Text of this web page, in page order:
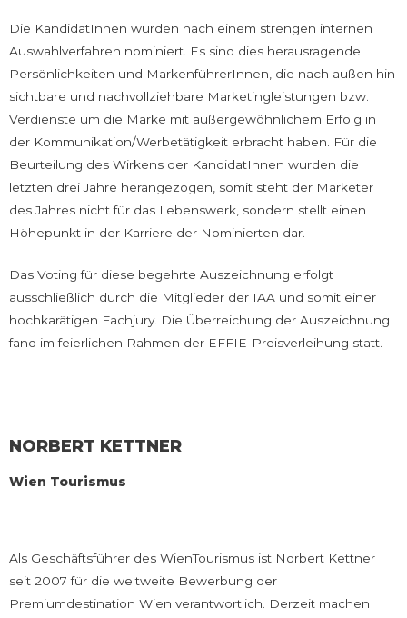
Die KandidatInnen wurden nach einem strengen internen
Auswahlverfahren nominiert. Es sind dies herausragende
Persönlichkeiten und MarkenführerInnen, die nach außen hin
sichtbare und nachvollziehbare Marketingleistungen bzw.
Verdienste um die Marke mit außergewöhnlichem Erfolg in
der Kommunikation/Werbetätigkeit erbracht haben. Für die
Beurteilung des Wirkens der KandidatInnen wurden die
letzten drei Jahre herangezogen, somit steht der Marketer
des Jahres nicht für das Lebenswerk, sondern stellt einen
Höhepunkt in der Karriere der Nominierten dar.
Das Voting für diese begehrte Auszeichnung erfolgt
ausschließlich durch die Mitglieder der IAA und somit einer
hochkarätigen Fachjury. Die Überreichung der Auszeichnung
fand im feierlichen Rahmen der EFFIE-Preisverleihung statt.
NORBERT KETTNER
Wien Tourismus
Als Geschäftsführer des WienTourismus ist Norbert Kettner
seit 2007 für die weltweite Bewerbung der
Premiumdestination Wien verantwortlich. Derzeit machen